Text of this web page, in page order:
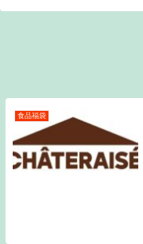
食品福袋